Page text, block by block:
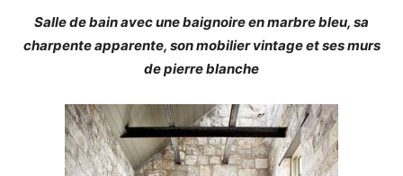
Salle de bain avec une baignoire en marbre bleu, sa
charpente apparente, son mobilier vintage et ses murs
de pierre blanche